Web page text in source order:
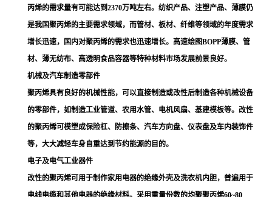
丙烯的需求量有可能达到2370万吨左右。纺织产品、注塑产品、薄膜仍
是我国聚丙烯的主要需求领域，而管材、板材、纤维等领域的年度需求
增长迅速，国内对聚丙烯的需求也迅速增长。高速绘图BOPP薄膜、管
材、薄无纺布、高透明食品容器等特种材料市场发展前景良好。
机械及汽车制造零部件
聚丙烯具有良好的机械性能，可以直接制造或改性后制造各种机械设备
的零部件，如制造工业管道、农用水管、电机风扇、基建模板等。改性
的聚丙烯可模塑成保险杠、防擦条、汽车方向盘、仪表盘及车内装饰件
等，大大减轻车身自重达到节约能源的目的。
电子及电气工业器件
改性的聚丙烯可用于制作家用电器的绝缘外壳及洗衣机内胆，普遍用于
电线电缆和其他电器的绝缘材料。采用重量份数的均聚聚丙烯60~80